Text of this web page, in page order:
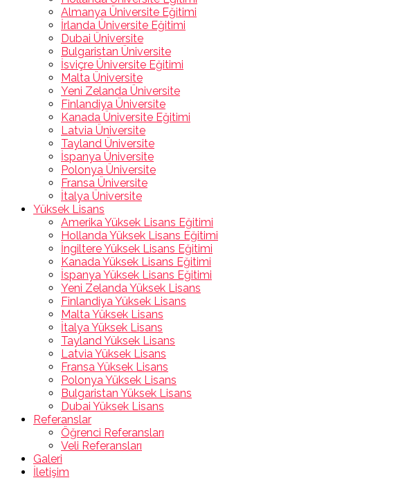
Almanya Üniversite Eğitimi
İrlanda Üniversite Eğitimi
Dubai Üniversite
Bulgaristan Üniversite
İsviçre Üniversite Eğitimi
Malta Üniversite
Yeni Zelanda Üniversite
Finlandiya Üniversite
Kanada Üniversite Eğitimi
Latvia Üniversite
Tayland Üniversite
İspanya Üniversite
Polonya Üniversite
Fransa Üniversite
İtalya Üniversite
Yüksek Lisans
Amerika Yüksek Lisans Eğitimi
Hollanda Yüksek Lisans Eğitimi
İngiltere Yüksek Lisans Eğitimi
Kanada Yüksek Lisans Eğitimi
İspanya Yüksek Lisans Eğitimi
Yeni Zelanda Yüksek Lisans
Finlandiya Yüksek Lisans
Malta Yüksek Lisans
İtalya Yüksek Lisans
Tayland Yüksek Lisans
Latvia Yüksek Lisans
Fransa Yüksek Lisans
Polonya Yüksek Lisans
Bulgaristan Yüksek Lisans
Dubai Yüksek Lisans
Referanslar
Öğrenci Referansları
Veli Referansları
Galeri
İletişim